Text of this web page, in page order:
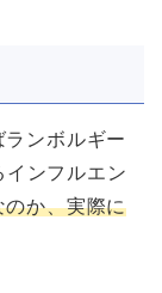
ランボルギー
ンフルエン
のか、実際に